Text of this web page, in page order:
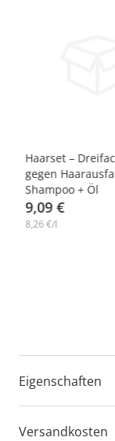
-10%
Haarset –
gegen
Shampoo + Öl
9,09 €
8,26 €/l
Eigenschaften
Versandkosten